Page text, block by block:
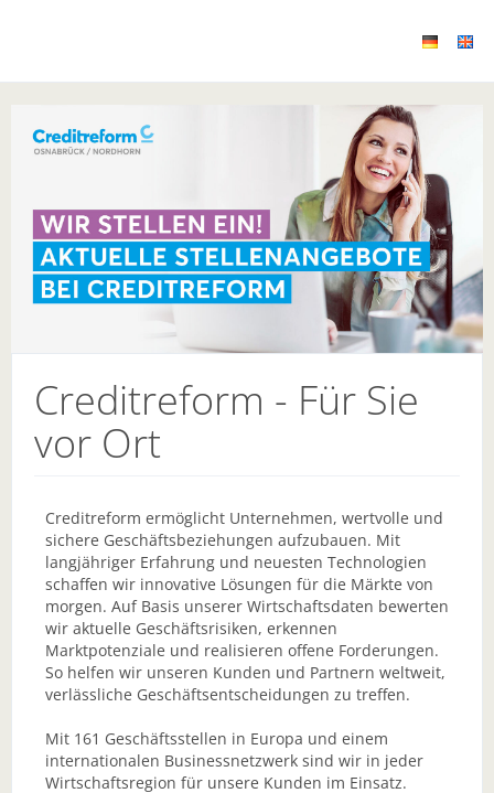
Creditreform - Für Sie
vor Ort
Creditreform ermöglicht Unternehmen, wertvolle und
sichere Geschäftsbeziehungen aufzubauen. Mit
langjähriger Erfahrung und neuesten Technologien
schaffen wir innovative Lösungen für die Märkte von
morgen. Auf Basis unserer Wirtschaftsdaten bewerten
wir aktuelle Geschäftsrisiken, erkennen
Marktpotenziale und realisieren offene Forderungen.
So helfen wir unseren Kunden und Partnern weltweit,
verlässliche Geschäftsentscheidungen zu treffen.
Mit 161 Geschäftsstellen in Europa und einem
internationalen Businessnetzwerk sind wir in jeder
Wirtschaftsregion für unsere Kunden im Einsatz.